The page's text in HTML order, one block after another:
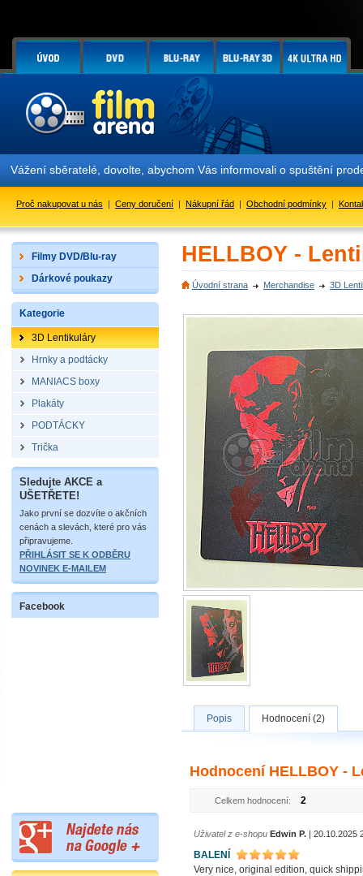
Vážení sběratelé, dovolte, abychom Vás informovali o spuštění
Proč nakupovat u nás | Ceny doručení | Nákupní řád | Obchodní podmínky |
Filmy DVD/Blu-ray
Dárkové poukazy
Kategorie
3D Lentikuláry
Hrnky a podtácky
MANIACS boxy
Plakáty
PODTÁCKY
Trička
Sledujte AKCE a
UŠETŘETE!
Jako první se dozvíte o akčních
cenách a slevách, které pro vás
připravujeme.
PŘIHLÁSIT SE K ODBĚRU
NOVINEK E-MAILEM
Facebook
HELLBOY -
Úvodní strana Merchandise 3D
Popis Hodnocení (2)
Hodnocení HELLBOY -
Celkem hodnocení: 2
Uživatel z e-shopu Edwin P. | 20.10.2025
BALENÍ
Very nice, original edition, quick